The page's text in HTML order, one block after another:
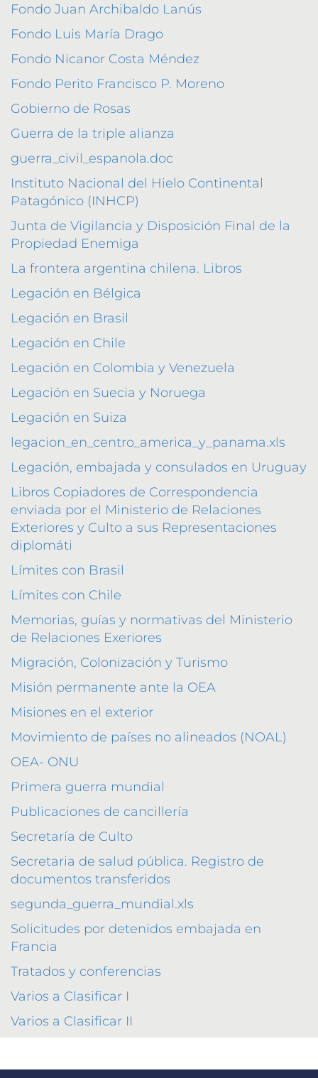
Fondo Juan Archibaldo Lanús
Fondo Luis María Drago
Fondo Nicanor Costa Méndez
Fondo Perito Francisco P. Moreno
Gobierno de Rosas
Guerra de la triple alianza
guerra_civil_espanola.doc
Instituto Nacional del Hielo Continental
Patagónico (INHCP)
Junta de Vigilancia y Disposición Final de la
Propiedad Enemiga
La frontera argentina chilena. Libros
Legación en Bélgica
Legación en Brasil
Legación en Chile
Legación en Colombia y Venezuela
Legación en Suecia y Noruega
Legación en Suiza
legacion_en_centro_america_y_panama.xls
Legación, embajada y consulados en Uruguay
Libros Copiadores de Correspondencia
enviada por el Ministerio de Relaciones
Exteriores y Culto a sus Representaciones
diplomáti
Límites con Brasil
Límites con Chile
Memorias, guías y normativas del Ministerio
de Relaciones Exeriores
Migración, Colonización y Turismo
Misión permanente ante la OEA
Misiones en el exterior
Movimiento de países no alineados (NOAL)
OEA- ONU
Primera guerra mundial
Publicaciones de cancillería
Secretaría de Culto
Secretaria de salud pública. Registro de
documentos transferidos
segunda_guerra_mundial.xls
Solicitudes por detenidos embajada en
Francia
Tratados y conferencias
Varios a Clasificar I
Varios a Clasificar II